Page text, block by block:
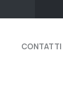
CONTATTI